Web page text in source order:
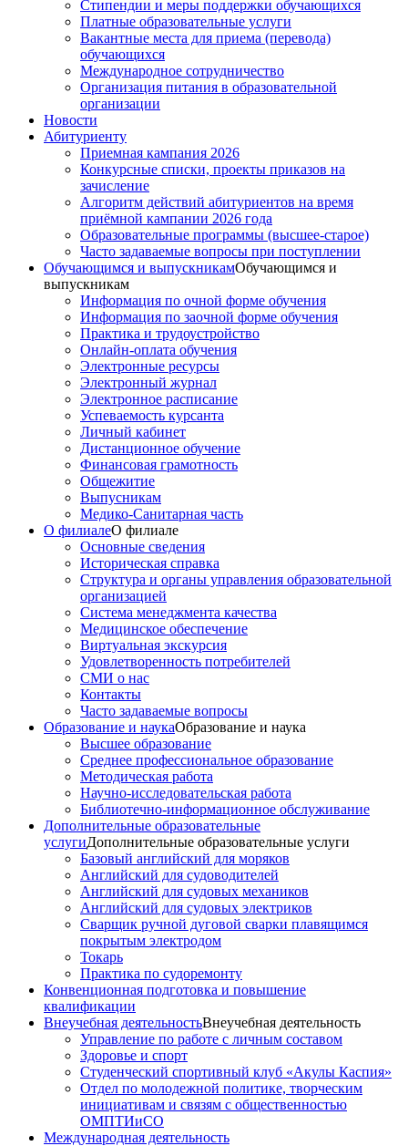
Стипендии и меры поддержки обучающихся
Платные образовательные услуги
Вакантные места для приема (перевода)
обучающихся
Международное сотрудничество
Организация питания в образовательной
организации
Новости
Абитуриенту
Приемная кампания 2026
Конкурсные списки, проекты приказов на
зачисление
Алгоритм действий абитуриентов на время
приёмной кампании 2026 года
Образовательные программы (высшее-старое)
Часто задаваемые вопросы при поступлении
Обучающимся и выпускникамОбучающимся и
выпускникам
Информация по очной форме обучения
Информация по заочной форме обучения
Практика и трудоустройство
Онлайн-оплата обучения
Электронные ресурсы
Электронный журнал
Электронное расписание
Успеваемость курсанта
Личный кабинет
Дистанционное обучение
Финансовая грамотность
Общежитие
Выпусникам
Медико-Санитарная часть
О филиалеО филиале
Основные сведения
Историческая справка
Структура и органы управления образовательной
организацией
Система менеджмента качества
Медицинское обеспечение
Виртуальная экскурсия
Удовлетворенность потребителей
СМИ о нас
Контакты
Часто задаваемые вопросы
Образование и наукаОбразование и наука
Высшее образование
Среднее профессиональное образование
Методическая работа
Научно-исследовательская работа
Библиотечно-информационное обслуживание
Дополнительные образовательные
услугиДополнительные образовательные услуги
Базовый английский для моряков
Английский для судоводителей
Английский для судовых механиков
Английский для судовых электриков
Cварщик ручной дуговой сварки плавящимся
покрытым электродом
Токарь
Практика по судоремонту
Конвенционная подготовка и повышение
квалификации
Внеучебная деятельностьВнеучебная деятельность
Управление по работе с личным составом
Здоровье и спорт
Студенческий спортивный клуб «Акулы Каспия»
Отдел по молодежной политике, творческим
инициативам и связям с общественностью
ОМПТИиСО
Международная деятельность